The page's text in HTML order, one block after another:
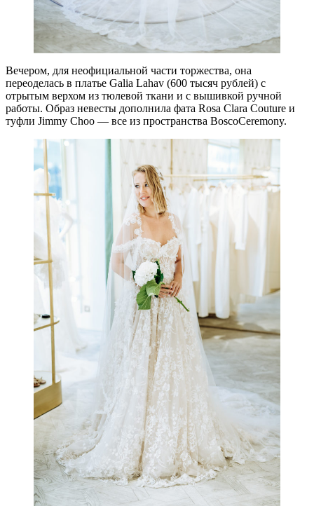
Вечером, для неофициальной части торжества, она
переоделась в платье Galia Lahav (600 тысяч рублей) с
отрытым верхом из тюлевой ткани и с вышивкой ручной
работы. Образ невесты дополнила фата Rosa Clara Couture и
туфли Jimmy Choo — все из пространства BoscoCeremony.